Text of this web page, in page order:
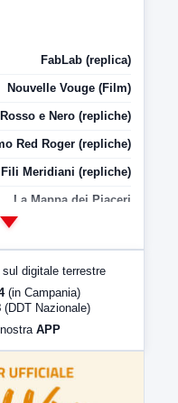
FabLab (replica)
Nouvelle Vouge (Film)
Rosso e Nero (repliche)
Red Roger (repliche)
Fili Meridiani (repliche)
La Mappa dei Piaceri
LabNews (Diretta)
LabNews (replica)
digitale terrestre
(in Campania)
(DDT Nazionale)
APP